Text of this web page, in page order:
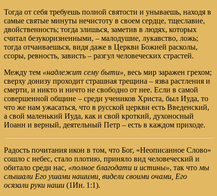
Тогда от себя требуешь полной святости и унываешь, находя в
самые святые минуты нечистоту в своем сердце, тщеславие,
двойственность; тогда злишься, заметив в людях, которых
считал безукоризненными, – малодушие, лукавство, ложь;
тогда отчаиваешься, видя даже в Церкви Божией расколы,
ссоры, ревность, зависть – разгул человеческих страстей.
Между тем «надлежит сему быти», весь мир заражен грехом;
сверху донизу проходит страшная трещина – язва растления и
смерти, и никто и ничто не свободно от нее. Если в самой
совершенной общине – среди учеников Христа, был Иуда, то
что же нам ужасаться, что в русской церкви есть Введенский,
а свой маленький Иуда, как и свой кроткий, духоносный
Иоанн и верный, деятельный Петр – есть в каждом приходе.
Радость почитания икон в том, что Бог, «Неописанное Слово»
сошло с небес, стало плотию, приняло вид человеческий и
обитало среди нас, «полное благодати и истины», так что мы
слышали Его ушами нашими, видели своими очами, Его
осязали руки наши (1Ин. 1:1).